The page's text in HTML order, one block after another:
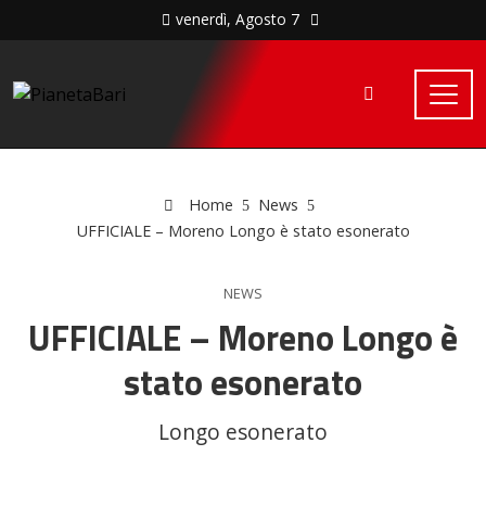
venerdì, Agosto 7
Home
News
UFFICIALE – Moreno Longo è stato esonerato
NEWS
UFFICIALE – Moreno Longo è
stato esonerato
Longo esonerato